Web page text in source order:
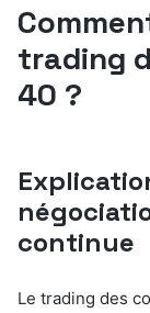
trading
40 ?
continue
Le trading des